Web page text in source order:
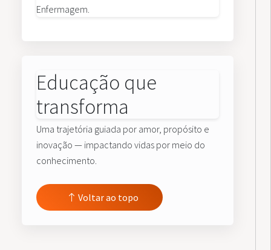
Enfermagem.
Educação que
transforma
Uma trajetória guiada por amor, propósito e
inovação — impactando vidas por meio do
conhecimento.
Voltar ao topo